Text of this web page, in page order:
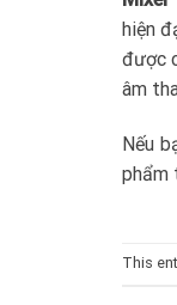
hiện
được
âm
Nếu
phẩm
This